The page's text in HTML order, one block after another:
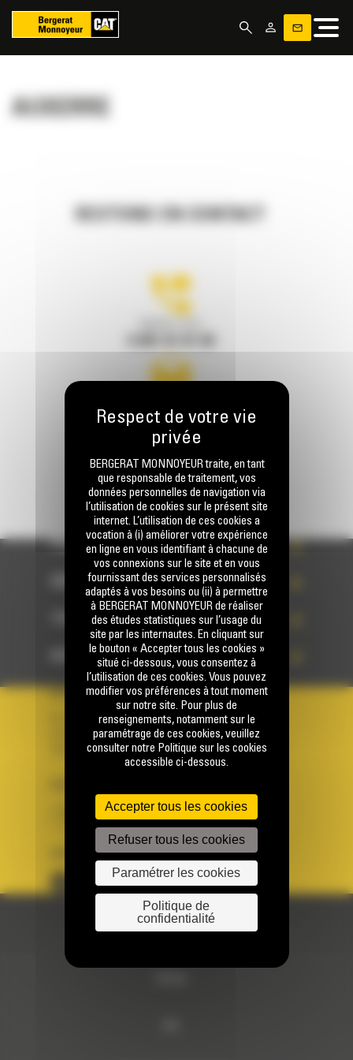
AUXERRE
RESTONS EN CONTACT
ENVOYER LA DEMANDE
PRODUITS
SERVICES
TECHNOLOGIES
ACCÈS RAPIDES
VOTRE COMPTE
Se connecter
Créer un compte
Votre avez besoin d'assistance avec votre compte ?
BM FRANCE
SUIVEZ-NOUS
© 2024 Bergerat-Monnoyeur
Panneau de gestion des cookies
BERGERAT MONNOYEUR traite, en tant
que responsable de traitement, vos
données personnelles de navigation via
l’utilisation de cookies sur le présent site
internet. L’utilisation de ces cookies a
vocation à (i) améliorer votre expérience
en ligne en vous identifiant à chacune de
vos connexions sur le site et en vous
fournissant des services personnalisés
adaptés à vos besoins ou (ii) à permettre
à BERGERAT MONNOYEUR de réaliser
des études statistiques sur l’usage du
site par les internautes. En cliquant sur
le bouton « Accepter tous les cookies »
situé ci-dessous, vous consentez à
l’utilisation de ces cookies. Vous pouvez
modifier vos préférences à tout moment
sur notre site. Pour plus de
renseignements, notamment sur le
paramétrage de ces cookies, veuillez
consulter notre Politique sur les cookies
accessible ci-dessous.
Accepter tous les cookies
Refuser tous les cookies
Paramétrer les cookies
Politique de
confidentialité